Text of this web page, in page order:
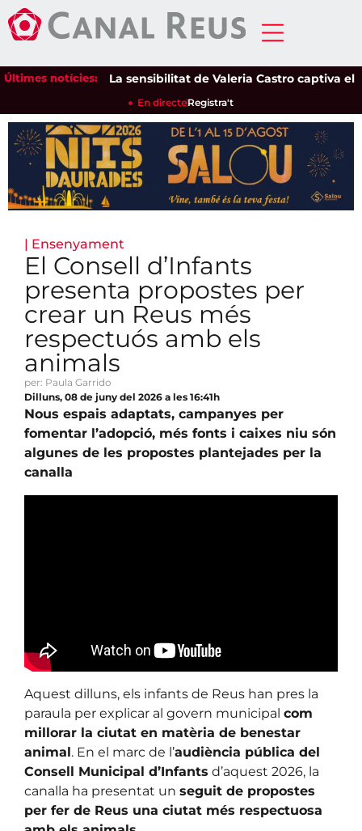
Últimes notícies:La sensibilitat de Valeria Castro captiva el
En directeRegistra't
| Ensenyament
El Consell d’Infants
presenta propostes per
crear un Reus més
respectuós amb els
animals
per: Paula Garrido
Dilluns, 08 de juny del 2026 a les 16:41h
Nous espais adaptats, campanyes per
fomentar l’adopció, més fonts i caixes niu són
algunes de les propostes plantejades per la
canalla
Aquest dilluns, els infants de Reus han pres la
paraula per explicar al govern municipal com
millorar la ciutat en matèria de benestar
animal. En el marc de l’audiència pública del
Consell Municipal d’Infants d’aquest 2026, la
canalla ha presentat un seguit de propostes
per fer de Reus una ciutat més respectuosa